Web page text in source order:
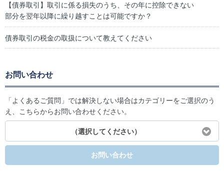
【債券取引】取引に係る損失のうち、その年に控除できない
部分を翌年以降に繰り越すことは可能ですか？
債券取引の税金の取扱について教えてください
お問い合わせ
「よくあるご質問」では解決しない場合はカテゴリーをご選択のう
え、こちらからお問い合わせください。
（選択してください）
お問い合わせ